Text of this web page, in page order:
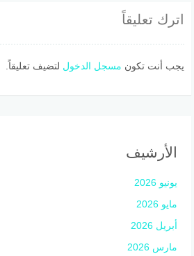
اترك تعليقاً
يجب أنت تكون مسجل الدخول لتضيف تعليقاً.
الأرشيف
يونيو 2026
مايو 2026
أبريل 2026
مارس 2026